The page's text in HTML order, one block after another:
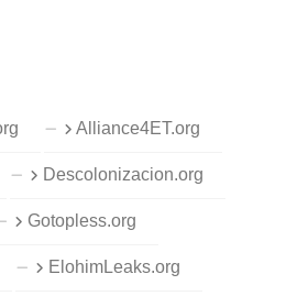
Alliance4ET.org
Descolonizacion.org
Gotopless.org
ElohimLeaks.org